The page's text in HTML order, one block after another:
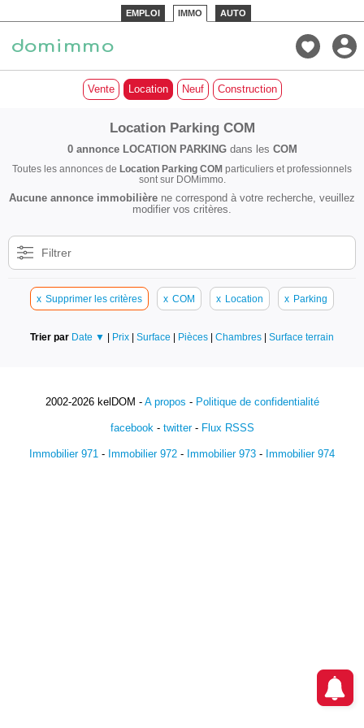
EMPLOI IMMO AUTO
Vente Location Neuf Construction
Location Parking COM
0 annonce LOCATION PARKINGdans les COM
Toutes les annonces de Location Parking COM particuliers et professionnels
sont sur DOMimmo.
Aucune annonce immobilière ne correspond à votre recherche, veuillez
modifier vos critères.
Filtrer
x Supprimer les critères x COM x Location x Parking
Trier par Date ▼ | Prix | Surface | Pièces | Chambres | Surface terrain
2002-2026 kelDOM - A propos - Politique de confidentialité
facebook- twitter- Flux RSSS
Immobilier 971 - Immobilier 972 - Immobilier 973 - Immobilier 974